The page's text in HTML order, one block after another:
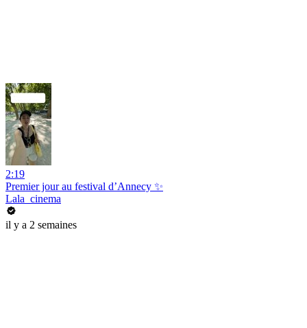
2:19
Premier jour au festival d’Annecy ✨
Lala_cinema
il y a 2 semaines